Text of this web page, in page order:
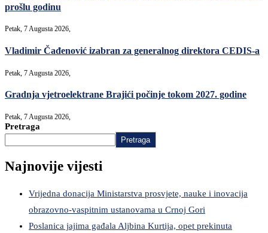
prošlu godinu
Petak, 7 Augusta 2026,
Vladimir Čađenović izabran za generalnog direktora CEDIS-a
Petak, 7 Augusta 2026,
Gradnja vjetroelektrane Brajići počinje tokom 2027. godine
Petak, 7 Augusta 2026,
Pretraga
Pretraga
Najnovije vijesti
Vrijedna donacija Ministarstva prosvjete, nauke i inovacija
obrazovno-vaspitnim ustanovama u Crnoj Gori
Poslanica jajima gađala Aljbina Kurtija, opet prekinuta